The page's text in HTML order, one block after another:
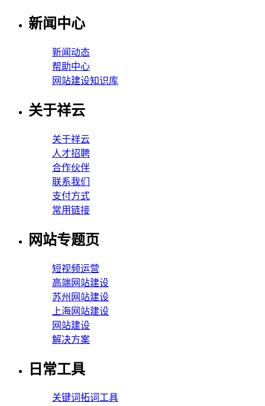
新闻中心
新闻动态
帮助中心
网站建设知识库
关于祥云
关于祥云
人才招聘
合作伙伴
联系我们
支付方式
常用链接
网站专题页
短视频运营
高端网站建设
苏州网站建设
上海网站建设
网站建设
解决方案
日常工具
关键词拓词工具